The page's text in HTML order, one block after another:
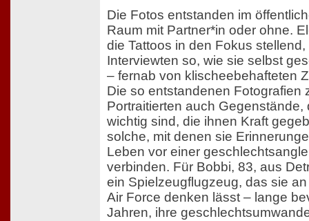
Die Fotos entstanden im
Raum mit Partner*in oder ohne.
die Tattoos in den Fokus
Interviewten so, wie sie selbst
– fernab von klischeebehafteten
Die so entstandenen Fotografien
Portraitierten auch
wichtig sind, die ihnen Kraft
solche, mit denen sie
Leben vor einer
verbinden. Für Bobbi, 83, aus
ein Spielzeugflugzeug, das sie
Air Force denken lässt – lange
Jahren, ihre